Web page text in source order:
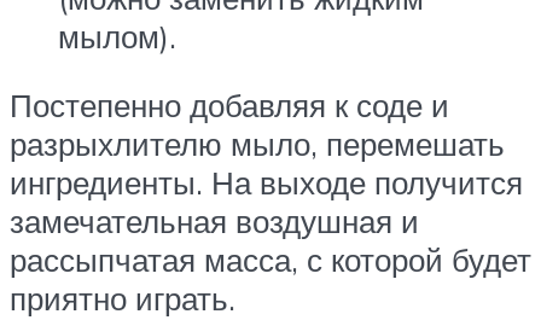
мылом).
Постепенно добавляя к соде и
разрыхлителю мыло, перемешать
ингредиенты. На выходе получится
замечательная воздушная и
рассыпчатая масса, с которой будет
приятно играть.